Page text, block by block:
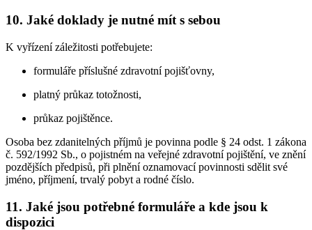
10. Jaké doklady je nutné mít s sebou
K vyřízení záležitosti potřebujete:
formuláře příslušné zdravotní pojišťovny,
platný průkaz totožnosti,
průkaz pojištěnce.
Osoba bez zdanitelných příjmů je povinna podle § 24 odst. 1 zákona
č. 592/1992 Sb., o pojistném na veřejné zdravotní pojištění, ve znění
pozdějších předpisů, při plnění oznamovací povinnosti sdělit své
jméno, příjmení, trvalý pobyt a rodné číslo.
11. Jaké jsou potřebné formuláře a kde jsou k
dispozici